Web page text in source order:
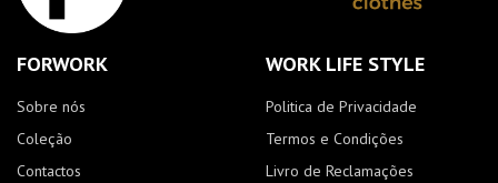
FORWORK
Sobre nós
Coleção
Contactos
WORK LIFE STYLE
Politica de Privacidade
Termos e Condições
Livro de Reclamações